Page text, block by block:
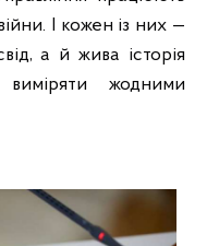
І кожен із них —
а й жива історія
жодними